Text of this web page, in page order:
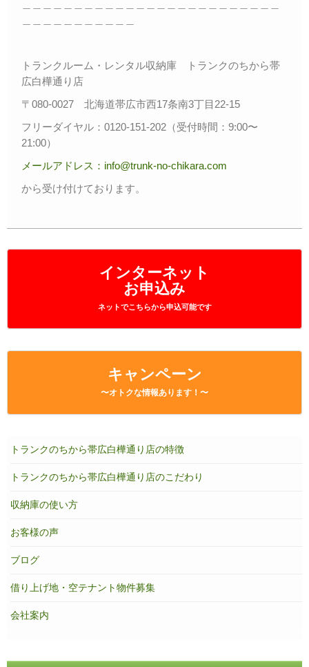
インターネット
お申込み
ネットでこちらから申込可能です
キャンペーン
〜オトクな情報あります！〜
トランクのちから帯広白樺通り店の特徴
トランクのちから帯広白樺通り店のこだわり
収納庫の使い方
お客様の声
ブログ
借り上げ地・空テナント物件募集
会社案内
トランクルーム・レンタル収納庫 トランクのちから帯
広白樺通り店
〒080-0027 北海道帯広市西17条南3丁目22-15
フリーダイヤル：0120-151-202（受付時間：9:00〜
21:00）
メールアドレス：info@trunk-no-chikara.com
から受け付けております。